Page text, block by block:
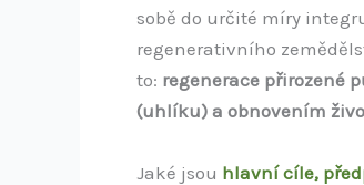
sobě do určité míry
regenerativního
to: regenerace přirozené
(uhlíku) a obnovením
Jaké jsou hlavní cíle,